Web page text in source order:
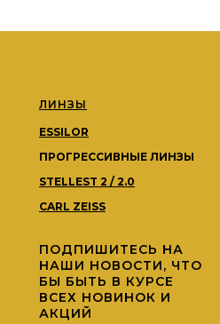
ЛИНЗЫ
ESSILOR
ПРОГРЕССИВНЫЕ ЛИНЗЫ
STELLEST 2 / 2.0
CARL ZEISS
ПОДПИШИТЕСЬ НА
НАШИ НОВОСТИ, ЧТО
БЫ БЫТЬ В КУРСЕ
ВСЕХ НОВИНОК И
АКЦИЙ